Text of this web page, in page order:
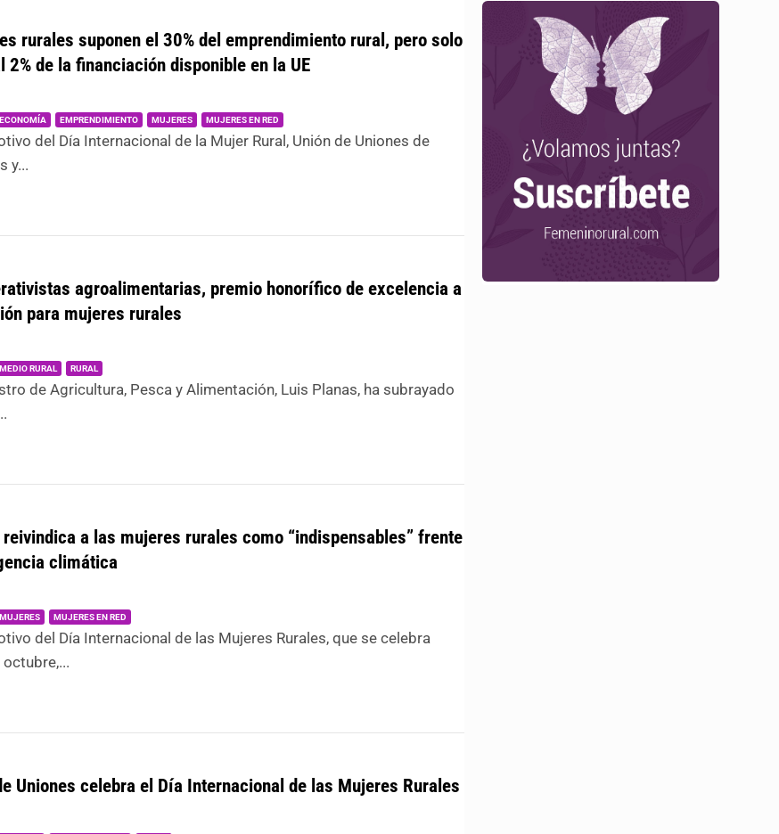
rurales suponen el 30% del emprendimiento rural, pero solo
2% de la financiación disponible en la UE
ECONOMÍA EMPRENDIMIENTO MUJERES MUJERES EN RED
del Día Internacional de la Mujer Rural, Unión de Uniones de
y...
agroalimentarias, premio honorífico de excelencia a
para mujeres rurales
MEDIO RURAL RURAL
de Agricultura, Pesca y Alimentación, Luis Planas, ha subrayado
reivindica a las mujeres rurales como “indispensables” frente
climática
MUJERES MUJERES EN RED
del Día Internacional de las Mujeres Rurales, que se celebra
Uniones celebra el Día Internacional de las Mujeres Rurales